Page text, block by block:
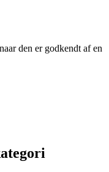
den er godkendt af en